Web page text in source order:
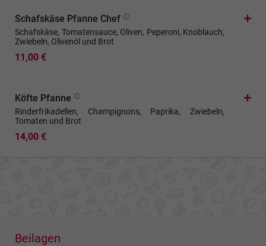
Schafskäse Pfanne Chef
Schafskäse, Tomatensauce, Oliven, Peperoni, Knoblauch,
Zwiebeln, Olivenöl und Brot
11,00 €
Köfte Pfanne
Rinderfrikadellen, Champignons, Paprika, Zwiebeln,
Tomaten und Brot
14,00 €
Beilagen